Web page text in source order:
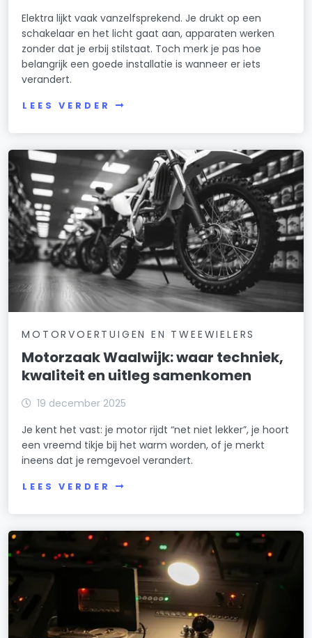
Elektra lijkt vaak vanzelfsprekend. Je drukt op een
schakelaar en het licht gaat aan, apparaten werken
zonder dat je erbij stilstaat. Toch merk je pas hoe
belangrijk een goede installatie is wanneer er iets
verandert.
LEES VERDER
MOTORVOERTUIGEN EN TWEEWIELERS
Motorzaak Waalwijk: waar techniek,
kwaliteit en uitleg samenkomen
19 december 2025
Je kent het vast: je motor rijdt “net niet lekker”, je hoort
een vreemd tikje bij het warm worden, of je merkt
ineens dat je remgevoel verandert.
LEES VERDER